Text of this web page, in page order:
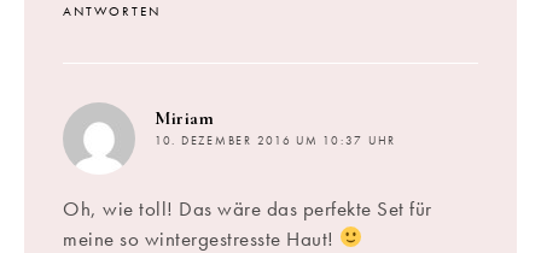
ANTWORTEN
Miriam
10. DEZEMBER 2016 UM 10:37 UHR
Oh, wie toll! Das wäre das perfekte Set für
meine so wintergestresste Haut!